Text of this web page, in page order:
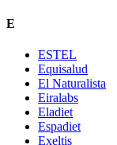
E
ESTEL
Equisalud
El Naturalista
Eiralabs
Eladiet
Espadiet
Exeltis